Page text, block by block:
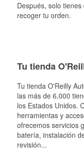
Después, solo
recoger tu orden.
Tu tienda
Tu tienda O'Reilly
las más de 6,000
los Estados Unidos.
herramientas y
ofrecemos servicios
batería, instalación
revisión...